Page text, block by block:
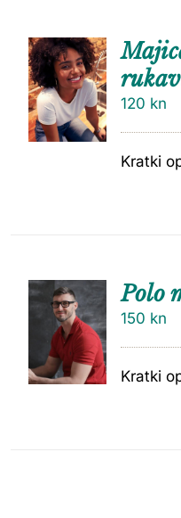
120 kn
Kratki
DODAJ
U
KOŠARI
Polo
150 kn
Kratki